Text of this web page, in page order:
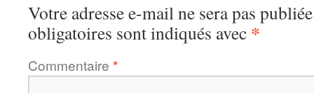
Votre adresse e-mail ne sera pas
obligatoires sont indiqués avec *
Commentaire *